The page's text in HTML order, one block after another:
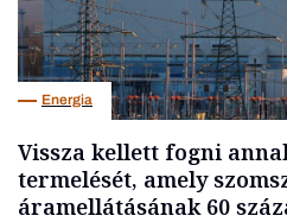
Energia
Vissza kellett fogni
termelését, amely
áramellátásának 60